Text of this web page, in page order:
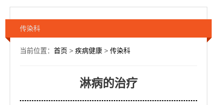
传染科
当前位置： 首页 > 疾病健康 > 传染科
淋病的治疗